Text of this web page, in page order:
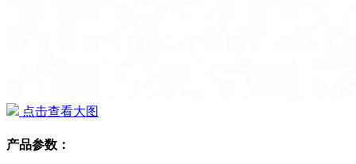
点击查看大图
产品参数：